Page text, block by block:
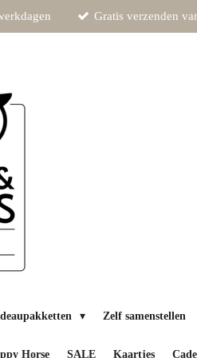
Gratis verzenden
Zelf samenstellen
Horse SALE Kaartjes